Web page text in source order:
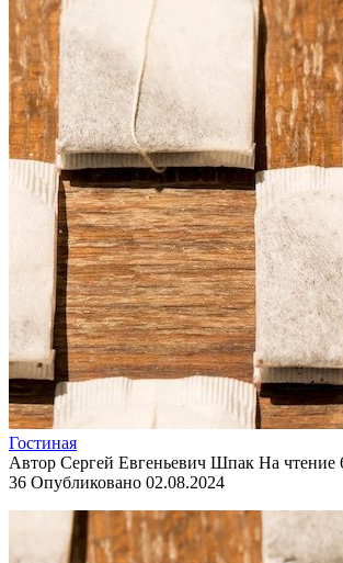
Гостиная
Автор Сергей Евгеньевич Шпак На чтение
36 Опубликовано 02.08.2024